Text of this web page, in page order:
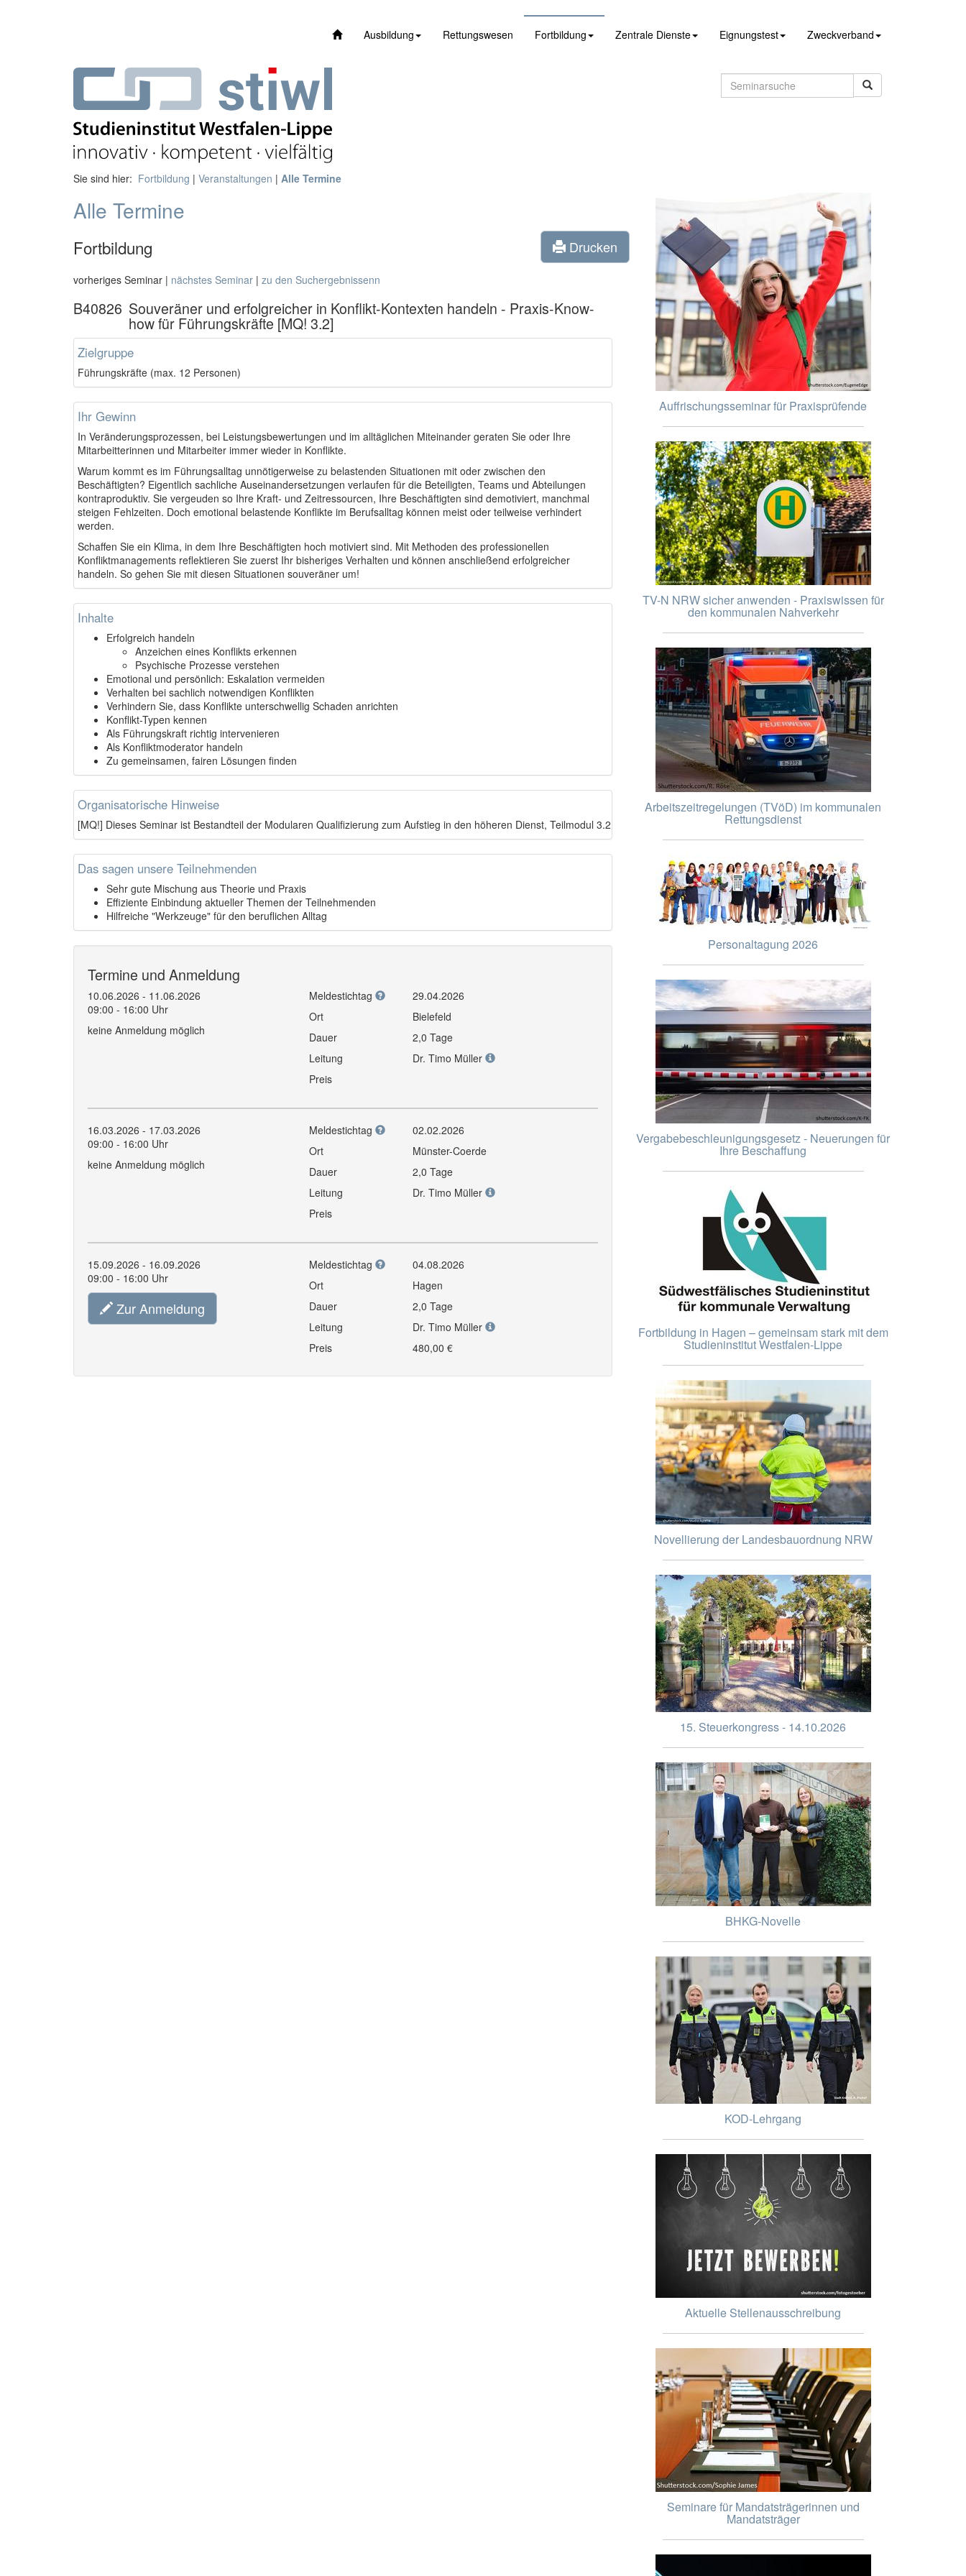
Ausbildung Rettungswesen Fortbildung Zentrale Dienste Eignungstest Zweckverband
Sie sind hier: Fortbildung | Veranstaltungen | Alle Termine
Alle Termine
Fortbildung Drucken
vorheriges Seminar | nächstes Seminar | zu den Suchergebnissenn
B40826 Souveräner und erfolgreicher in Konflikt-Kontexten handeln - Praxis-Know-
how für Führungskräfte [MQ! 3.2]
Zielgruppe
Führungskräfte (max. 12 Personen)
Ihr Gewinn
In Veränderungsprozessen, bei Leistungsbewertungen und im alltäglichen Miteinander geraten Sie oder Ihre
Mitarbeitterinnen und Mitarbeiter immer wieder in Konflikte.
Warum kommt es im Führungsalltag unnötigerweise zu belastenden Situationen mit oder zwischen den
Beschäftigten? Eigentlich sachliche Auseinandersetzungen verlaufen für die Beteiligten, Teams und Abteilungen
kontraproduktiv. Sie vergeuden so Ihre Kraft- und Zeitressourcen, Ihre Beschäftigten sind demotiviert, manchmal
steigen Fehlzeiten. Doch emotional belastende Konflikte im Berufsalltag können meist oder teilweise verhindert
werden.
Schaffen Sie ein Klima, in dem Ihre Beschäftigten hoch motiviert sind. Mit Methoden des professionellen
Konfliktmanagements reflektieren Sie zuerst Ihr bisheriges Verhalten und können anschließend erfolgreicher
handeln. So gehen Sie mit diesen Situationen souveräner um!
Inhalte
Erfolgreich handeln
Anzeichen eines Konflikts erkennen
Psychische Prozesse verstehen
Emotional und persönlich: Eskalation vermeiden
Verhalten bei sachlich notwendigen Konflikten
Verhindern Sie, dass Konflikte unterschwellig Schaden anrichten
Konflikt-Typen kennen
Als Führungskraft richtig intervenieren
Als Konfliktmoderator handeln
Zu gemeinsamen, fairen Lösungen finden
Organisatorische Hinweise
[MQ!] Dieses Seminar ist Bestandteil der Modularen Qualifizierung zum Aufstieg in den höheren Dienst, Teilmodul 3.2
Das sagen unsere Teilnehmenden
Sehr gute Mischung aus Theorie und Praxis
Effiziente Einbindung aktueller Themen der Teilnehmenden
Hilfreiche "Werkzeuge" für den beruflichen Alltag
Termine und Anmeldung
10.06.2026 - 11.06.2026
09:00 - 16:00 Uhr
keine Anmeldung möglich
Meldestichtag
29.04.2026
Ort
Bielefeld
Dauer
2,0 Tage
Leitung
Dr. Timo Müller
Preis
16.03.2026 - 17.03.2026
09:00 - 16:00 Uhr
keine Anmeldung möglich
Meldestichtag
02.02.2026
Ort
Münster-Coerde
Dauer
2,0 Tage
Leitung
Dr. Timo Müller
Preis
15.09.2026 - 16.09.2026
09:00 - 16:00 Uhr
Zur Anmeldung
Meldestichtag
04.08.2026
Ort
Hagen
Dauer
2,0 Tage
Leitung
Dr. Timo Müller
Preis
480,00 €
Auffrischungsseminar für Praxisprüfende
TV-N NRW sicher anwenden - Praxiswissen für
den kommunalen Nahverkehr
Arbeitszeitregelungen (TVöD) im kommunalen
Rettungsdienst
Personaltagung 2026
Vergabebeschleunigungsgesetz - Neuerungen für
Ihre Beschaffung
Fortbildung in Hagen – gemeinsam stark mit dem
Studieninstitut Westfalen-Lippe
Novellierung der Landesbauordnung NRW
15. Steuerkongress - 14.10.2026
BHKG-Novelle
KOD-Lehrgang
Aktuelle Stellenausschreibung
Seminare für Mandatsträgerinnen und
Mandatsträger